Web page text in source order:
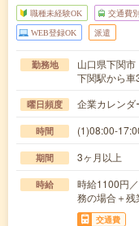
職種未経験OK 交通費
WEB登録OK 派遣
勤務地
山口県下関市
下関駅から車
曜日頻度 企業カレンダ
時間 (1)08:00-
期間 3ヶ月以上
時給
時給1100円
務の場合＋
交通費